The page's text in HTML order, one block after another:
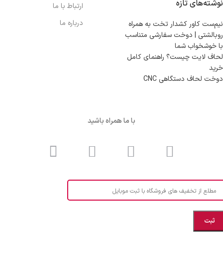
نوشته‌های تازه
نیم‌ست کاور کشدار تخت به همراه
روبالشتی | دوخت سفارشی متناسب
با خوشخواب شما
لحاف لایت چیست؟ راهنمای کامل
خرید
دوخت لحاف دستگاهی CNC
ارتباط با ما
درباره ما
با ما همراه باشید
مطلع از تخفیف های فروشگاه با ثبت موبایل